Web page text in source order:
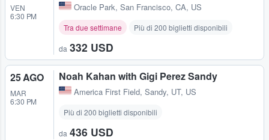
VEN
6:30 PM
Oracle Park, San Francisco, CA, US
Tra due settimane Più di 200 biglietti disponibili
da 332 USD
25 AGO
MAR
6:30 PM
Noah Kahan with Gigi Perez Sandy
America First Field, Sandy, UT, US
Più di 200 biglietti disponibili
da 436 USD